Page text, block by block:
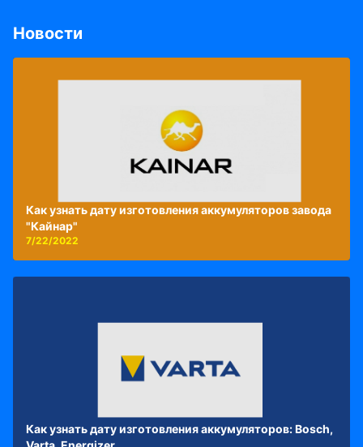
Новости
Как узнать дату изготовления аккумуляторов завода
"Кайнар"
7/22/2022
Как узнать дату изготовления аккумуляторов: Bosch,